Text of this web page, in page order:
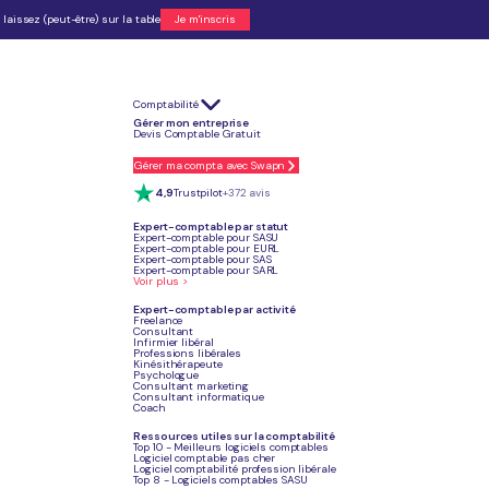
laissez (peut-être) sur la table Je m'inscris
Comptabilité
Gérer mon entreprise
Devis Comptable Gratuit
Gérer ma compta avec Swapn
4,9Trustpilot+372 avis
Expert-comptable par statut
Expert-comptable pour SASU
Expert-comptable pour EURL
Expert-comptable pour SAS
Expert-comptable pour SARL
Voir plus >
Expert-comptable par activité
Freelance
Consultant
Infirmier libéral
Professions libérales
Kinésithérapeute
Psychologue
Consultant marketing
Consultant informatique
Coach
Ressources utiles sur la comptabilité
Top 10 - Meilleurs logiciels comptables
Logiciel comptable pas cher
Logiciel comptabilité profession libérale
Top 8 - Logiciels comptables SASU
recherché dans l'IT, la santé ou la finance.
sourcing digital et négociation sont indispensables pour exercer.
des honoraires plus élevés.
réseau personnel et recommandations sont les leviers à activer en priorité.
Je crée mon entreprise